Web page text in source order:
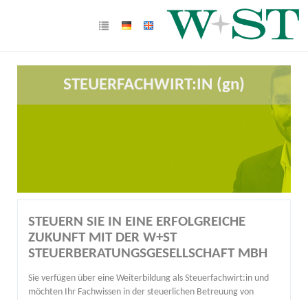
STEUERFACHWIRT:IN (gn)
STEUERN SIE IN EINE ERFOLGREICHE
ZUKUNFT MIT DER W+ST
STEUERBERATUNGSGESELLSCHAFT MBH
Sie verfügen über eine Weiterbildung als Steuerfachwirt:in und
möchten Ihr Fachwissen in der steuerlichen Betreuung von